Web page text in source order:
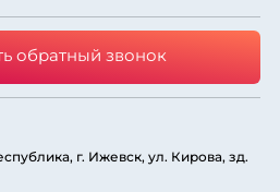
обратный звонок
г. Ижевск, ул. Кирова, зд.